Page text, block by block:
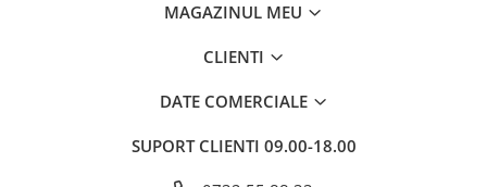
MAGAZINUL MEU
CLIENTI
DATE COMERCIALE
SUPORT CLIENTI 09.00-18.00